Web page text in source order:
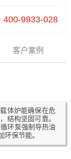
400-9933-028
客户案例
体炉能确保在危
结构坚固可靠。
环泵强制导热油
保节能。